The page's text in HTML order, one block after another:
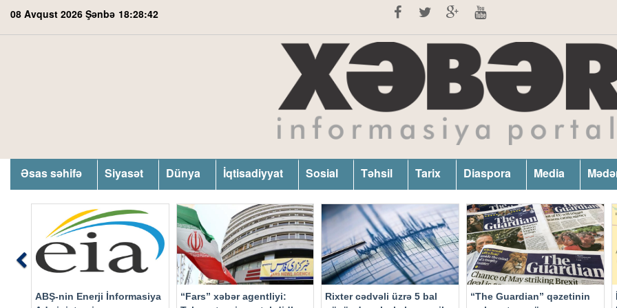
08 Avqust 2026 Şənbə 18:28:43
Əsas səhifə Siyasət Dünya İqtisadiyyat Sosial Təhsil Tarix Diaspora Media
ABŞ-nin Enerji İnformasiya
“Fars” xəbər agentliyi:
Rixter cədvəli üzrə 5 bal
“The Guardian” qəzetinin
Previous